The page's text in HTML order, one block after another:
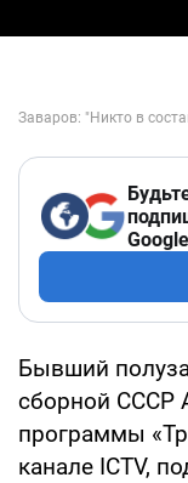
Google
Бывший
сборной СССР
программы
канале ICTV,